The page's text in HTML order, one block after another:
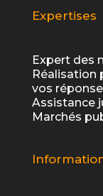
Expertises
Expert des
Réalisation
vos
Assistance
Marchés